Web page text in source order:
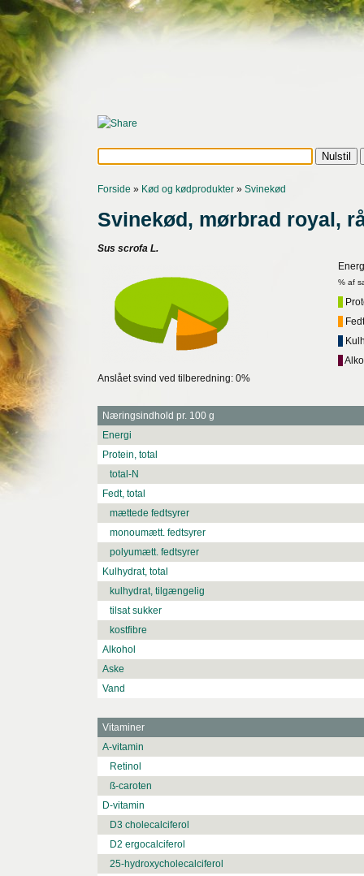
Forside » Kød og kødprodukter » Svinekød
Svinekød, mørbrad royal,
Sus scrofa L.
% af
Anslået svind ved tilberedning: 0%
Næringsindhold pr. 100 g
Energi
Protein, total
total-N
Fedt, total
mættede fedtsyrer
monoumætt. fedtsyrer
polyumætt. fedtsyrer
Kulhydrat, total
kulhydrat, tilgængelig
tilsat sukker
kostfibre
Alkohol
Aske
Vand
Vitaminer
A-vitamin
Retinol
ß-caroten
D-vitamin
D3 cholecalciferol
D2 ergocalciferol
25-hydroxycholecalciferol